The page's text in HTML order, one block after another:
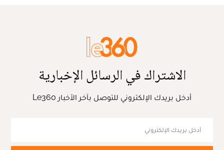
الاشتراك في الرسائل الإخبارية
أدخل بريدك الإلكتروني للتوصل بآخر الأخبار Le360